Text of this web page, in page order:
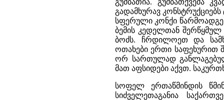
გუმბათია. გუმბათქვეშა
გადამხურავ
სფერული კონქი
ბემის კედელთან
ბოძს. ჩრდილოეთ და
ოთახები ერთი საფეხურით
ორ სართულად
მათ აფსიდები აქვთ.
სოფელ ერთაწმინდის
სიძველეთაგანია